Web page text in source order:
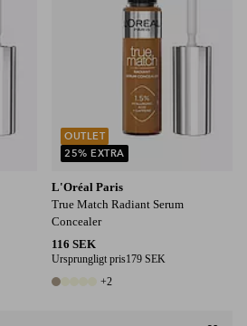
L'Oréal Paris
True Match Radiant Serum
Concealer
116 SEK
Ursprungligt pris179 SEK
7 färger
+2
OUTLET
25% EXTRA